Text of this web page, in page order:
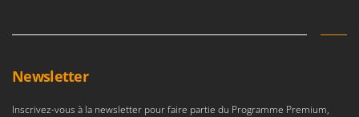
Newsletter
Inscrivez-vous à la newsletter pour faire partie du Programme Premium,